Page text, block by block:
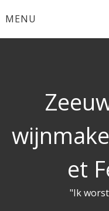
naar
MENU
et
"Ik